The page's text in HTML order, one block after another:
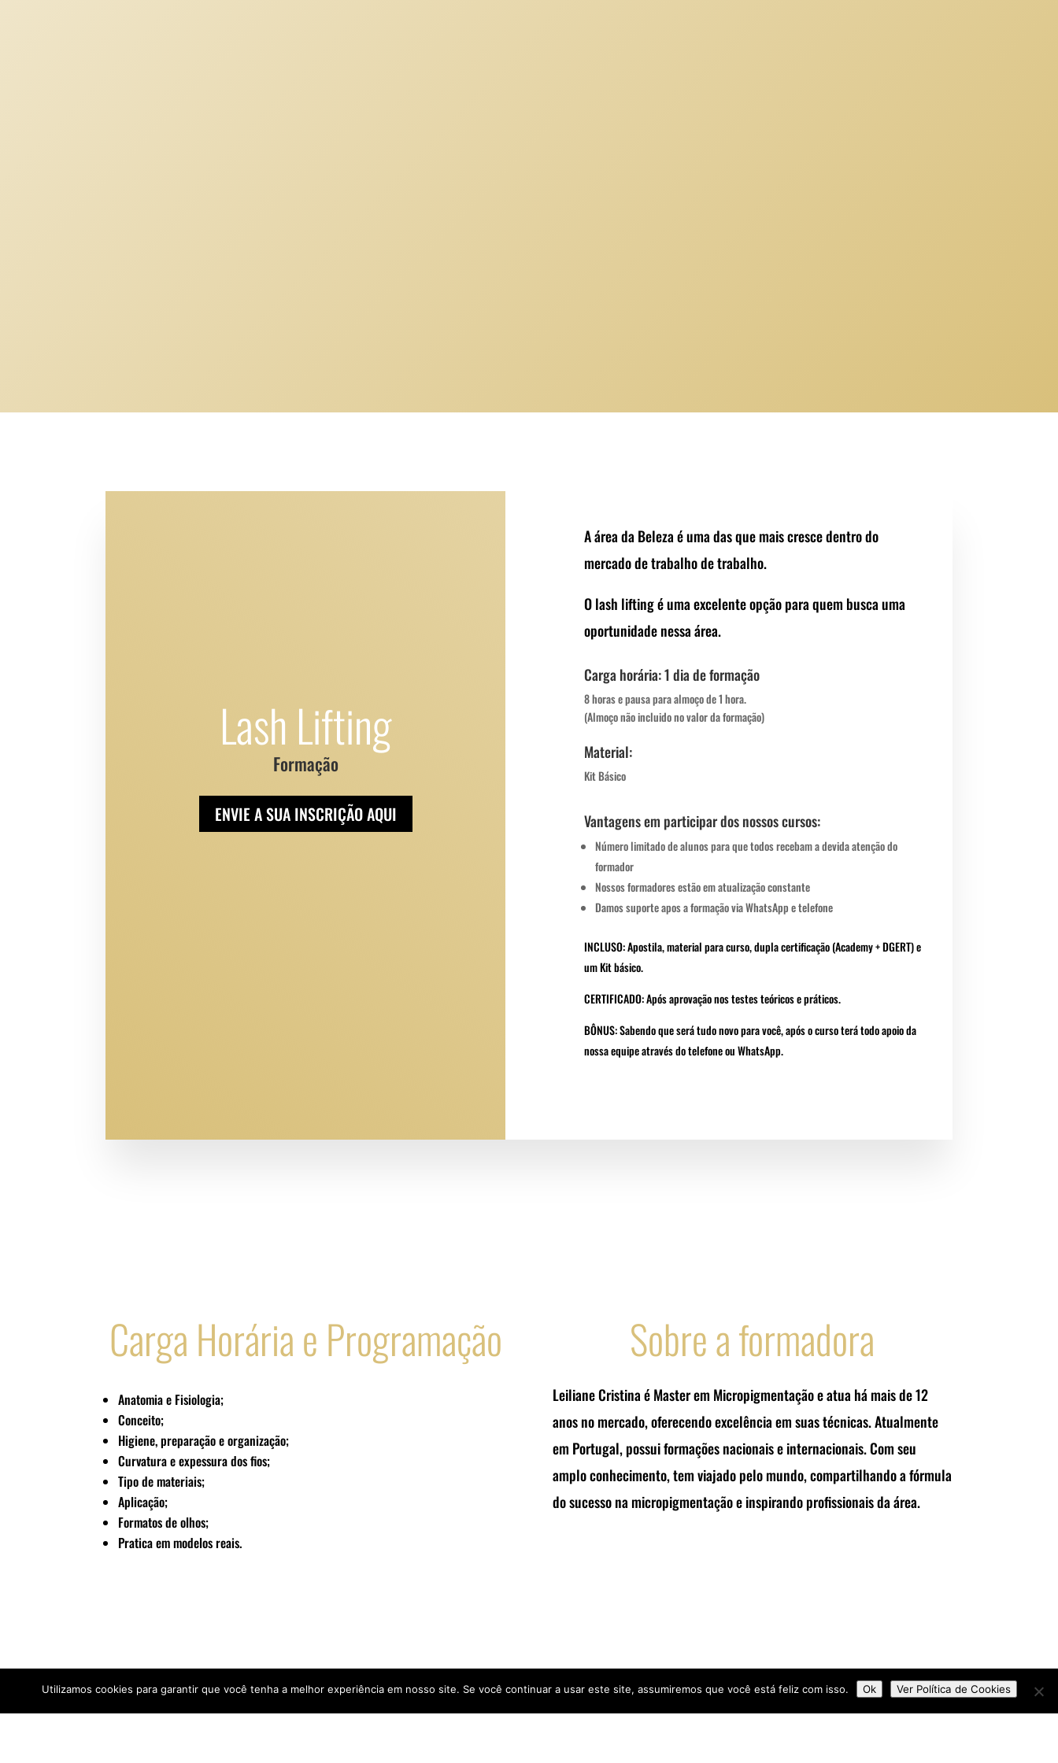
Lash Lifting
Formação
ENVIE A SUA INSCRIÇÃO AQUI
A área da Beleza é uma das que mais cresce dentro do
mercado de trabalho de trabalho.
O lash lifting é uma excelente opção para quem busca uma
oportunidade nessa área.
Carga horária: 1 dia de formação
8 horas e pausa para almoço de 1 hora.
(Almoço não incluido no valor da formação)
Material:
Kit Básico
Vantagens em participar dos nossos cursos:
Número limitado de alunos para que todos recebam a devida atenção do
formador
Nossos formadores estão em atualização constante
Damos suporte apos a formação via WhatsApp e telefone
INCLUSO: Apostila, material para curso, dupla certificação (Academy + DGERT) e
um Kit básico.
CERTIFICADO:Apósaprovaçãonostestes teóricos epráticos.
BÔNUS:Sabendo que será tudo novo para você, após o curso terá todo apoio da
nossa equipe através do telefone ou WhatsApp.
Carga Horária e Programação
Anatomia e Fisiologia;
Conceito;
Higiene, preparação e organização;
Curvatura e expessura dos fios;
Tipo de materiais;
Aplicação;
Formatos de olhos;
Pratica em modelos reais.
Sobre a formadora
Leiliane Cristina é Master em Micropigmentação e atua há mais de 12
anos no mercado, oferecendo excelência em suas técnicas. Atualmente
em Portugal, possui formações nacionais e internacionais. Com seu
amplo conhecimento, tem viajado pelo mundo, compartilhando a fórmula
do sucesso na micropigmentação e inspirando profissionais da área.
Utilizamos cookies para garantir que você tenha a melhor experiência em nosso site. Se você continuar a usar este site, assumiremos que você está feliz com isso. Ok Ver Política de Cookies